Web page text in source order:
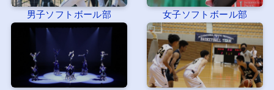
男子ソフトボール部 女子ソフトボール部